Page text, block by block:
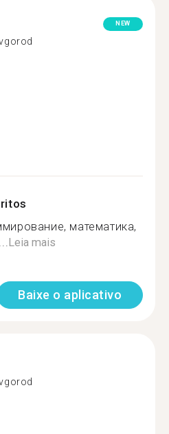
NEW
математика,
Leia mais
Baixe o aplicativo